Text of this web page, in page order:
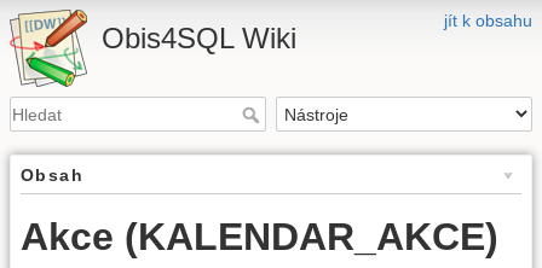
jít k obsahu
Obis4SQL Wiki
Obsah
Akce (KALENDAR_AKCE)